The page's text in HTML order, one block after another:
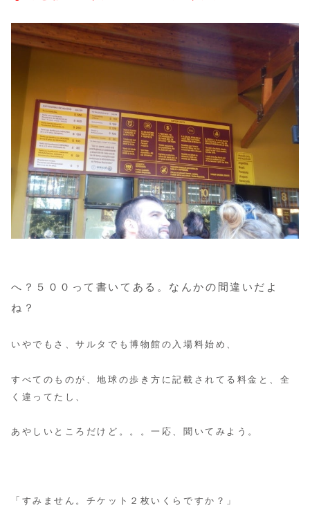
へ？５００って書いてある。なんかの間違いだよ
ね？
いやでもさ、サルタでも博物館の入場料始め、
すべてのものが、地球の歩き方に記載されてる料金と、全
く違ってたし、
あやしいところだけど。。。一応、聞いてみよう。
「すみません。チケット２枚いくらですか？」